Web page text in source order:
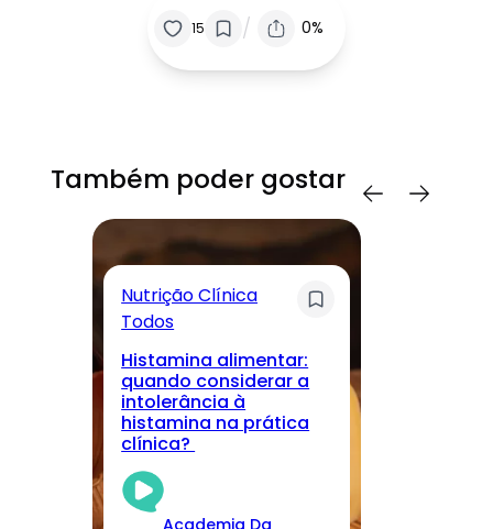
15 / 0%
Também poder gostar
Nutrição Clínica
Todos
Histamina alimentar:
quando considerar a
intolerância à
histamina na prática
clínica?
Academia Da